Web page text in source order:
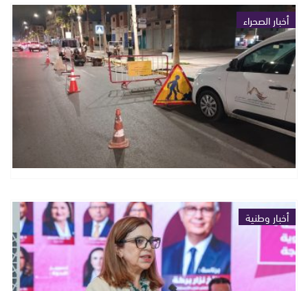
أخبار الصحراء
أخبار وطنية